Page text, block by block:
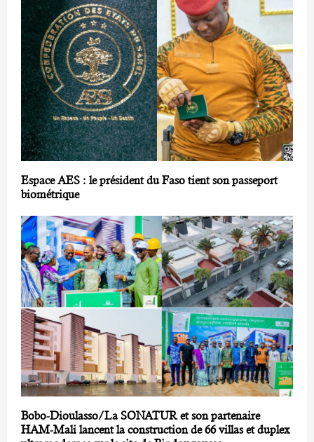
Espace AES : le président du Faso tient son passeport
biométrique
Bobo-Dioulasso/La SONATUR et son partenaire
HAM-Mali lancent la construction de 66 villas et duplex